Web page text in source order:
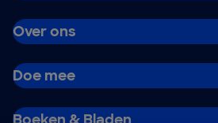
Over ons
Doe mee